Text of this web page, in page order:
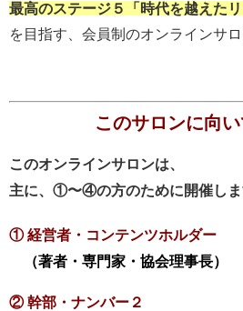
最高のステージ５「時代を越えたリ
を目指す、会員制のオンラインサロ
このサロンに向
このオンラインサロンは、
主に、①〜④の方のために開催しま
① 経営者・コンテンツホルダー
（著者・専門家・協会理事長）
② 幹部・ナンバー２